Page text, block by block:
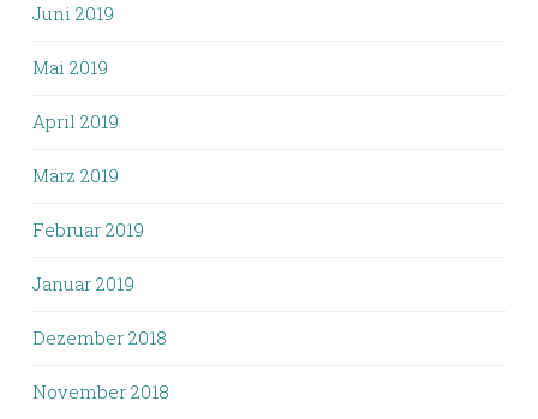
Juni 2019
Mai 2019
April 2019
März 2019
Februar 2019
Januar 2019
Dezember 2018
November 2018